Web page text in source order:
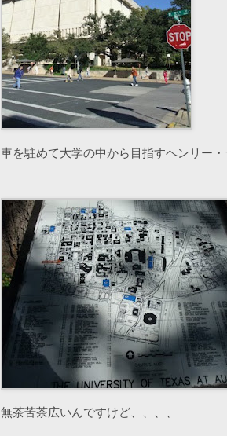
車を駐めて大学の中から目指すヘンリー
無茶苦茶広いんですけど、、、、